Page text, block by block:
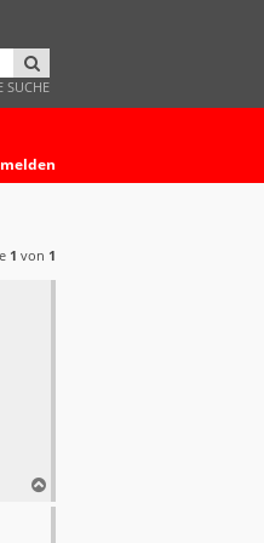
SUCHE
1 von 1
a